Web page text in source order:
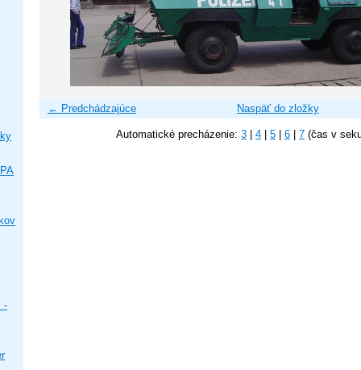
← Predchádzajúce Naspäť do zložky
Automatické precházenie: 3 4 5 6 7 (čas v
-